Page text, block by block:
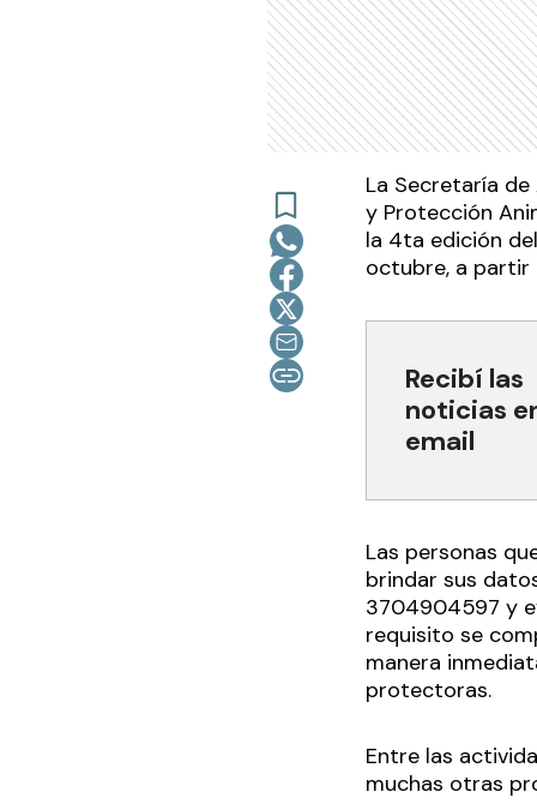
La Secretaría
y Protección
la 4ta edición
octubre, a partir
Recibí las
noticias
email
Las personas
brindar sus
3704904597 y
requisito se
manera
protectoras.
Entre las
muchas otras